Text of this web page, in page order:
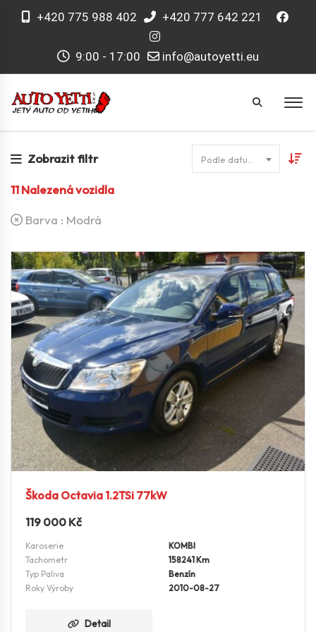
+420 775 988 402 +420 777 642 221
9:00 - 17:00 info@autoyetti.eu
Zobrazit filtr
11Nalezená vozidla
Barva : Modrá
Škoda Octavia 1.2TSi 77kW
119 000 Kč
Karoserie
KOMBI
Tachometr
158241 Km
Typ Paliva
Benzín
Roky Výroby
2010-08-27
Detail